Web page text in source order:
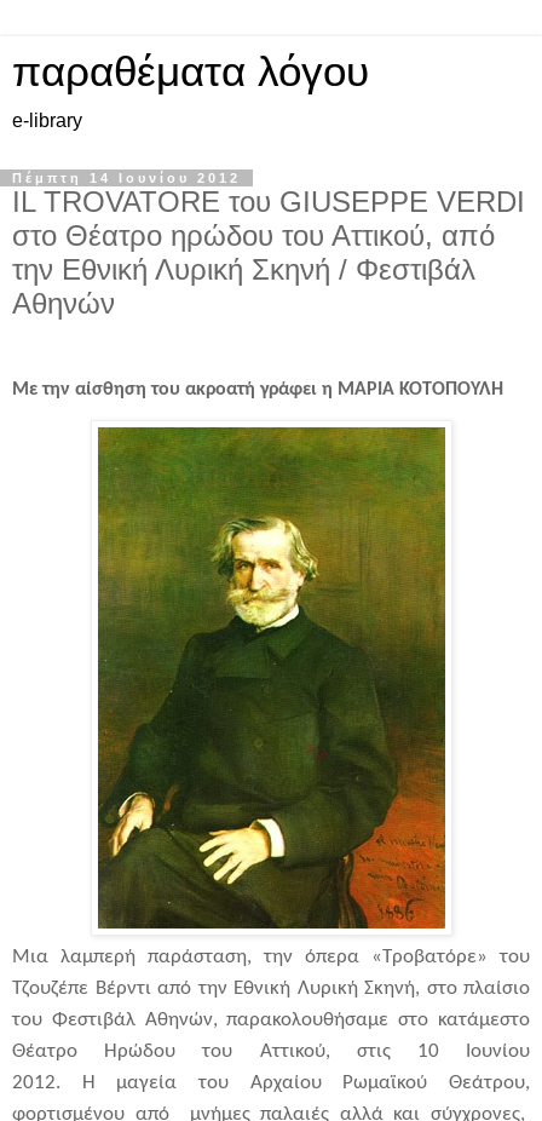
παραθέματα λόγου
e-library
Πέμπτη 14 Ιουνίου 2012
IL TROVATORE του GIUSEPPE VERDI
στο Θέατρο ηρώδου του Αττικού, από
την Εθνική Λυρική Σκηνή / Φεστιβάλ
Αθηνών
Με την αίσθηση του ακροατή γράφει η ΜΑΡΙΑ ΚΟΤΟΠΟΥΛΗ
Μια λαμπερή παράσταση, την όπερα «Τροβατόρε» του
Τζουζέπε Βέρντι από την Εθνική Λυρική Σκηνή, στο πλαίσιο
του Φεστιβάλ Αθηνών, παρακολουθήσαμε στο κατάμεστο
Θέατρο Ηρώδου του Αττικού, στις 10 Ιουνίου
2012. Η μαγεία του Αρχαίου Ρωμαϊκού Θεάτρου,
φορτισμένου από μνήμες παλαιές αλλά και σύγχρονες,